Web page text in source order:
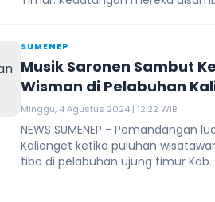
SUMENEP
Musik Saronen Sambut
Wisman di Pelabuhan
Minggu, 4 Agustus 2024 | 12:22 WIB
NEWS SUMENEP - Pemandangan
Kalianget ketika puluhan
tiba di pelabuhan ujung timur Kab...